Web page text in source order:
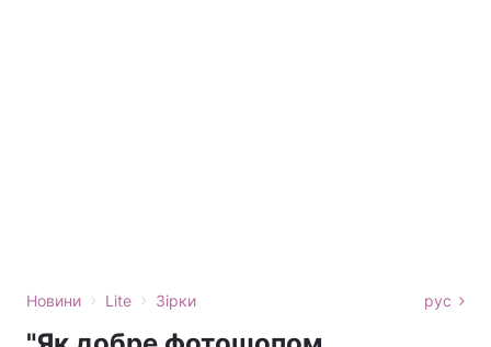
Новини › Lite › Зірки рус